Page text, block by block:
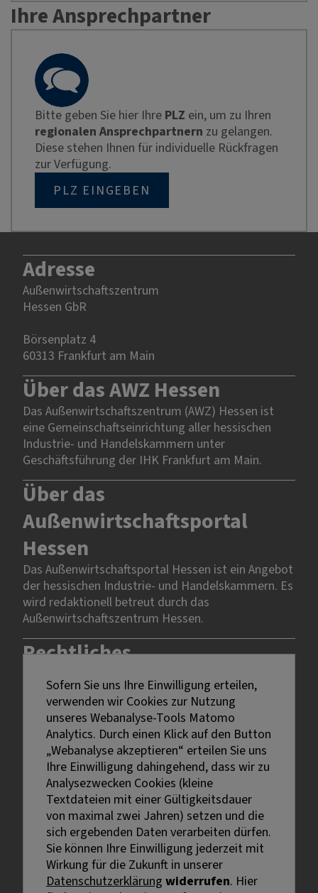
Ihre Ansprechpartner
Bitte geben Sie hier Ihre PLZ ein, um zu Ihren
regionalen Ansprechpartnern zu gelangen.
Diese stehen Ihnen für individuelle Rückfragen
zur Verfügung.
PLZ EINGEBEN
Adresse
Außenwirtschaftszentrum
Hessen GbR
Börsenplatz 4
60313 Frankfurt am Main
Über das AWZ Hessen
Das Außenwirtschaftszentrum (AWZ) Hessen ist
eine Gemeinschaftseinrichtung aller hessischen
Industrie- und Handelskammern unter
Geschäftsführung der IHK Frankfurt am Main.
Über das
Außenwirtschaftsportal
Hessen
Das Außenwirtschaftsportal Hessen ist ein Angebot
der hessischen Industrie- und Handelskammern. Es
wird redaktionell betreut durch das
Außenwirtschaftszentrum Hessen.
Rechtliches
Impressum
Datenschutz
Erklärung zur Barrierefreiheit
Bildnachweise
Externe Links sind mit dem Symbol
gekennzeichnet.
Bei personenbezogenen Bezeichnungen wurde aus
Sofern Sie uns Ihre Einwilligung erteilen,
verwenden wir Cookies zur Nutzung
unseres Webanalyse-Tools Matomo
Analytics. Durch einen Klick auf den Button
„Webanalyse akzeptieren“ erteilen Sie uns
Ihre Einwilligung dahingehend, dass wir zu
Analysezwecken Cookies (kleine
Textdateien mit einer Gültigkeitsdauer
von maximal zwei Jahren) setzen und die
sich ergebenden Daten verarbeiten dürfen.
Sie können Ihre Einwilligung jederzeit mit
Wirkung für die Zukunft in unserer
Datenschutzerklärung widerrufen. Hier